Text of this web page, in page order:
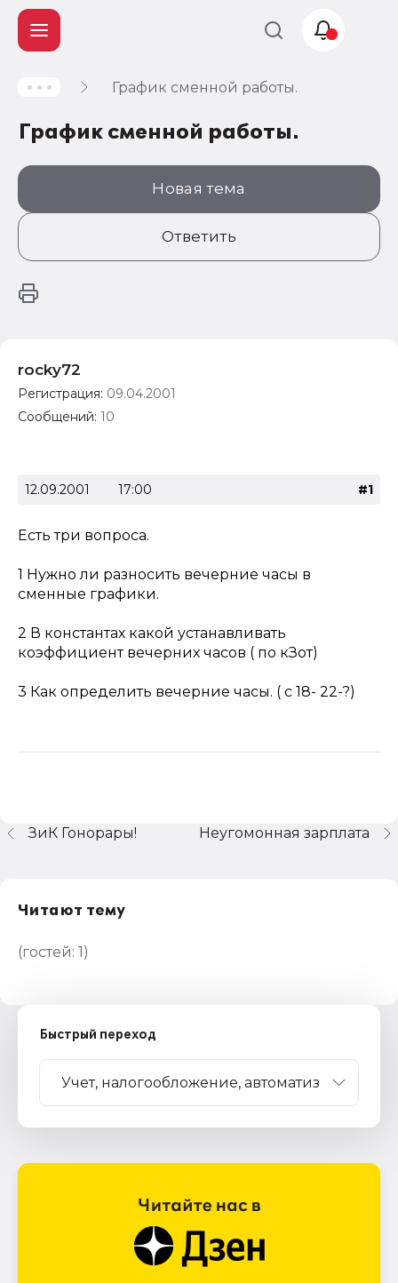
График сменной работы.
График сменной работы.
Новая тема
Ответить
rocky72
Регистрация: 09.04.2001
Сообщений: 10
12.09.2001 17:00 #1
Есть три вопроса.
1 Нужно ли разносить вечерние часы в
сменные графики.
2 В константах какой устанавливать
коэффициент вечерних часов ( по кЗот)
3 Как определить вечерние часы. ( с 18- 22-?)
Неугомонная зарплата
ЗиК Гонорары!
Читают тему
(гостей: 1)
Быстрый переход
Учет и